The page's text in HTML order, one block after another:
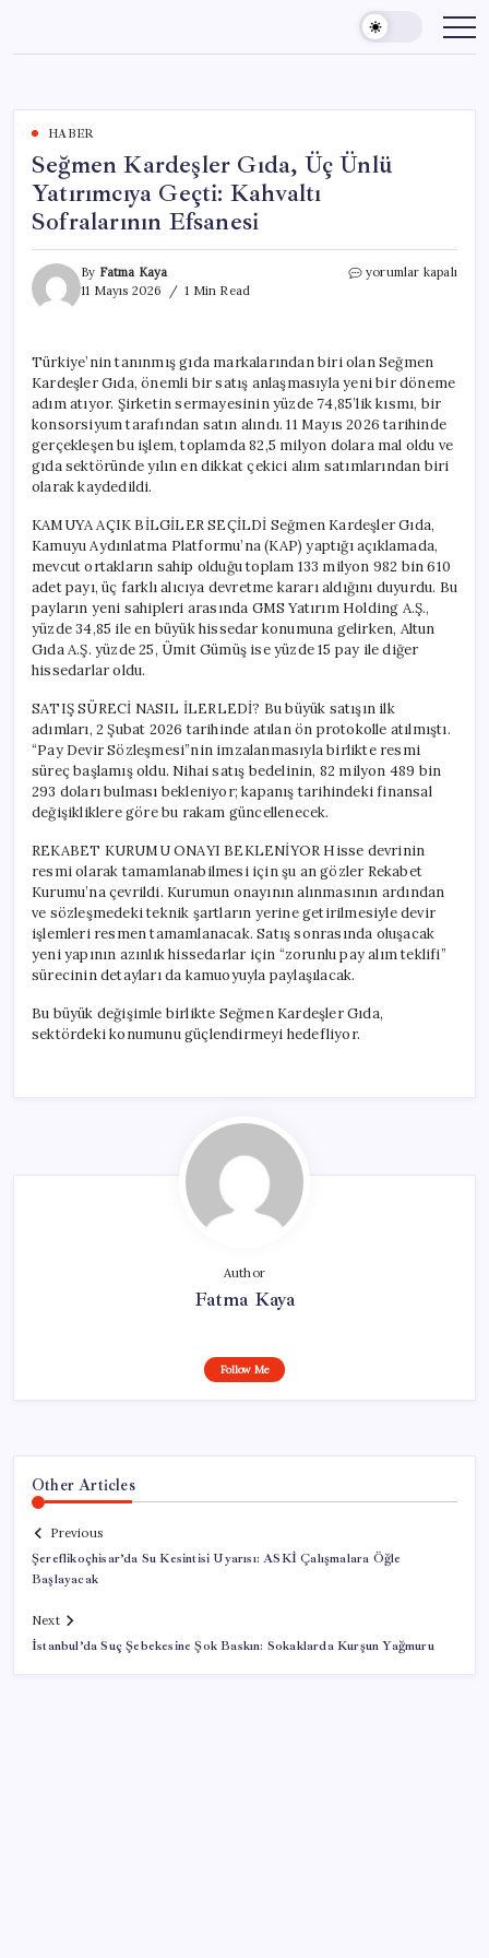
content
HABER
Seğmen Kardeşler Gıda, Üç Ünlü
Yatırımcıya Geçti: Kahvaltı
Sofralarının Efsanesi
By Fatma Kaya
11 Mayıs 2026
1 Min Read
Seğmen
Yatırımcıya
Geçti:
Kahvaltı
Sofralarının
Efsanesi
için
yorumlar kapalı
Türkiye’nin tanınmış gıda markalarından biri olan Seğmen
Kardeşler Gıda, önemli bir satış anlaşmasıyla yeni bir döneme
adım atıyor. Şirketin sermayesinin yüzde 74,85’lik kısmı, bir
konsorsiyum tarafından satın alındı. 11 Mayıs 2026 tarihinde
gerçekleşen bu işlem, toplamda 82,5 milyon dolara mal oldu ve
gıda sektöründe yılın en dikkat çekici alım satımlarından biri
olarak kaydedildi.
KAMUYA AÇIK BİLGİLER SEÇİLDİ Seğmen Kardeşler Gıda,
Kamuyu Aydınlatma Platformu’na (KAP) yaptığı açıklamada,
mevcut ortakların sahip olduğu toplam 133 milyon 982 bin 610
adet payı, üç farklı alıcıya devretme kararı aldığını duyurdu. Bu
payların yeni sahipleri arasında GMS Yatırım Holding A.Ş.,
yüzde 34,85 ile en büyük hissedar konumuna gelirken, Altun
Gıda A.Ş. yüzde 25, Ümit Gümüş ise yüzde 15 pay ile diğer
hissedarlar oldu.
SATIŞ SÜRECİ NASIL İLERLEDİ? Bu büyük satışın ilk
adımları, 2 Şubat 2026 tarihinde atılan ön protokolle atılmıştı.
“Pay Devir Sözleşmesi”nin imzalanmasıyla birlikte resmi
süreç başlamış oldu. Nihai satış bedelinin, 82 milyon 489 bin
293 doları bulması bekleniyor; kapanış tarihindeki finansal
değişikliklere göre bu rakam güncellenecek.
REKABET KURUMU ONAYI BEKLENİYOR Hisse devrinin
resmi olarak tamamlanabilmesi için şu an gözler Rekabet
Kurumu’na çevrildi. Kurumun onayının alınmasının ardından
ve sözleşmedeki teknik şartların yerine getirilmesiyle devir
işlemleri resmen tamamlanacak. Satış sonrasında oluşacak
yeni yapının azınlık hissedarlar için “zorunlu pay alım teklifi”
sürecinin detayları da kamuoyuyla paylaşılacak.
Bu büyük değişimle birlikte Seğmen Kardeşler Gıda,
sektördeki konumunu güçlendirmeyi hedefliyor.
Author
Fatma Kaya
Follow Me
Other Articles
Previous
Şereflikoçhisar’da Su Kesintisi Uyarısı: ASKİ Çalışmalara Öğle
Başlayacak
Next
İstanbul’da Suç Şebekesine Şok Baskın: Sokaklarda Kurşun Yağmuru